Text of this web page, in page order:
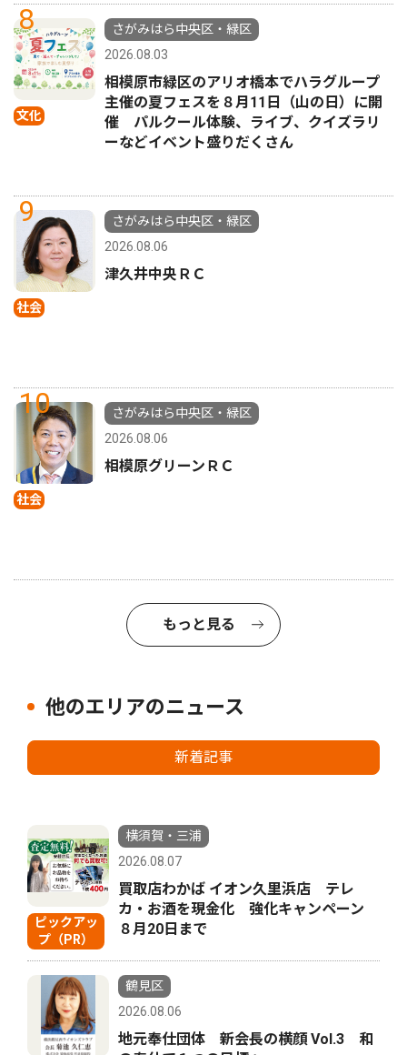
8
文化
さがみはら中央区・緑区
2026.08.03
相模原市緑区のアリオ橋本でハラグループ
主催の夏フェスを８月11日（山の日）に開
催 パルクール体験、ライブ、クイズラリ
ーなどイベント盛りだくさん
9
社会
さがみはら中央区・緑区
2026.08.06
津久井中央ＲＣ
10
社会
さがみはら中央区・緑区
2026.08.06
相模原グリーンＲＣ
もっと見る
他のエリアのニュース
新着記事
ピックアッ
プ（PR）
横須賀・三浦
2026.08.07
買取店わかば イオン久里浜店 テレ
カ・お酒を現金化 強化キャンペーン
８月20日まで
鶴見区
2026.08.06
地元奉仕団体 新会長の横顔 Vol.3 和